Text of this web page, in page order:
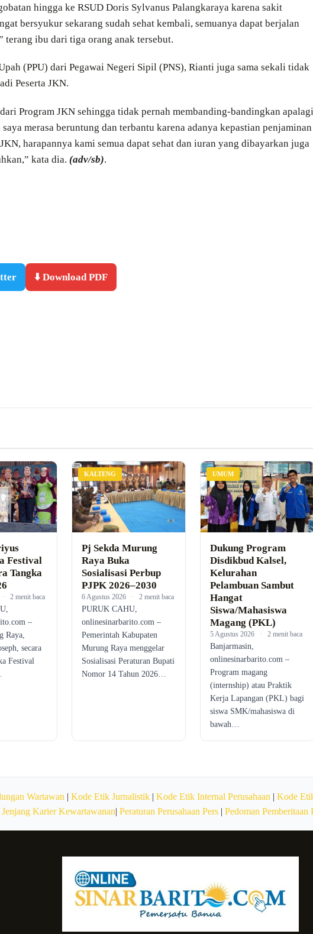
hingga ke RSUD Doris Sylvanus Palangkaraya karena sakit
bersyukur sekarang sudah sehat kembali, semuanya dapat berjalan
terang ibu dari tiga orang anak tersebut.
(PPU) dari Pegawai Negeri Sipil (PNS), Rianti juga sama sekali tidak
Peserta JKN.
Program JKN sehingga tidak pernah membanding-bandingkan apalagi
merasa beruntung dan terbantu karena adanya kepastian penjaminan
harapannya kami semua dapat sehat dan iuran yang dibayarkan juga
kata dia. (adv/sb).
⬇️ Download PDF
Festival
Tangka
· 2 menit baca
–
Raya,
secara
Festival
KALTENG
Pj Sekda Murung
Raya Buka
Sosialisasi Perbup
PJPK 2026–2030
6 Agustus 2026 · 2 menit baca
PURUK CAHU,
onlinesinarbarito.com –
Pemerintah Kabupaten
Murung Raya menggelar
Sosialisasi Peraturan Bupati
Nomor 14 Tahun 2026…
UMUM
Dukung Program
Disdikbud Kalsel,
Kelurahan
Pelambuan Sambut
Hangat
Siswa/Mahasiswa
Magang (PKL)
5 Agustus 2026 · 2 menit baca
Banjarmasin,
onlinesinarbarito.com –
Program magang
(internship) atau Praktik
Kerja Lapangan (PKL) bagi
siswa SMK/mahasiswa di
bawah…
Wartawan | Kode Etik Jurnalistik | Kode Etik Internal Perusahaan | Kode
Jenjang Karier Kewartawanan| Peraturan Perusahaan Pers| Pedoman Pemberitaan